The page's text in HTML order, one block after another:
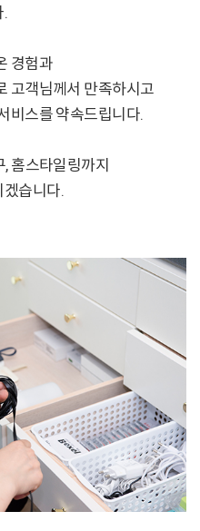
.
경험과
고객님께서 만족하시고
비스를 약속드립니다.
홈스타일링까지
겠습니다.